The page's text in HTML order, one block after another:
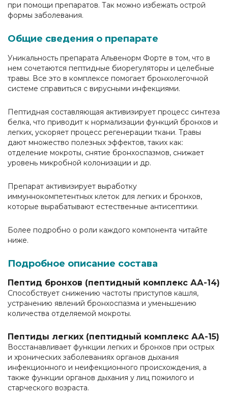
при помощи препаратов. Так можно избежать острой
формы заболевания.
Общие сведения о препарате
Уникальность препарата Альвенорм Форте в том, что в
нем сочетаются пептидные биорегуляторы и целебные
травы. Все это в комплексе помогает бронхолегочной
системе справиться с вирусными инфекциями.
Пептидная составляющая активизирует процесс синтеза
белка, что приводит к нормализации функций бронхов и
легких, ускоряет процесс регенерации ткани. Травы
дают множество полезных эффектов, таких как:
отделение мокроты, снятие бронхоспазмов, снижает
уровень микробной колонизации и др.
Препарат активизирует выработку
иммуннокомпетентных клеток для легких и бронхов,
которые вырабатывают естественные антисептики.
Более подробно о роли каждого компонента читайте
ниже.
Подробное описание состава
Пептид бронхов (пептидный комплекс АА-14)
Способствует снижению частоты приступов кашля,
устранению явлений бронхоспазма и уменьшению
количества отделяемой мокроты.
Пептиды легких (пептидный комплекс АА-15)
Восстанавливает функции легких и бронхов при острых
и хронических заболеваниях органов дыхания
инфекционного и неифекционного происхождения, а
также функции органов дыхания у лиц пожилого и
старческого возраста.